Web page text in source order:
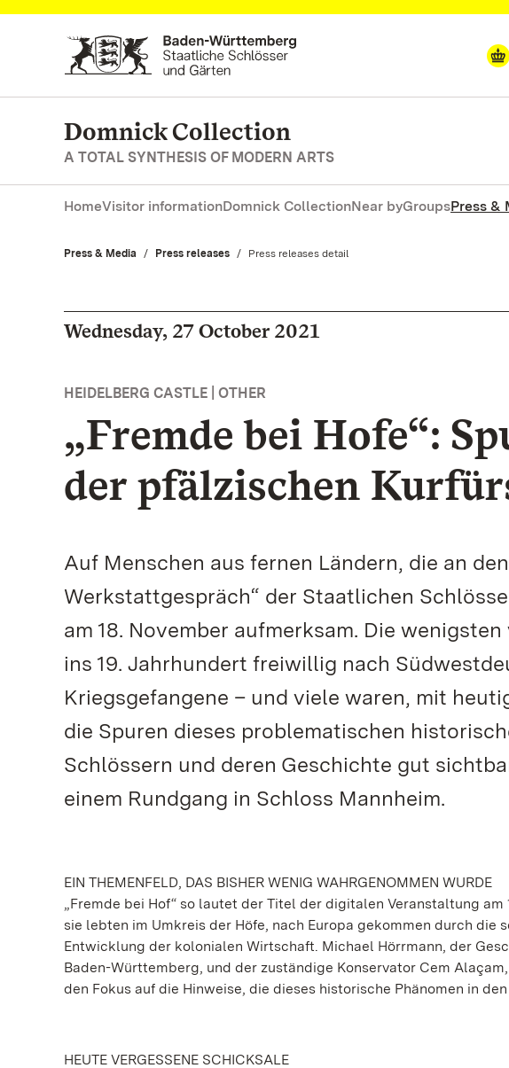
Navigate to main page
Domnick Collection
A TOTAL SYNTHESIS OF MODERN ARTS
HomeVisitor informationDomnick CollectionNear byGroupsPress &
Press & Media Press releases Current:
Press releases detail
Wednesday, 27 October 2021
HEIDELBERG CASTLE | OTHER
„Fremde bei Hofe“:
der pfälzischen
Auf Menschen aus fernen Ländern, die an
Werkstattgespräch“ der Staatlichen
am 18. November aufmerksam. Die
ins 19. Jahrhundert freiwillig nach
Kriegsgefangene – und viele waren, mit
die Spuren dieses problematischen
Schlössern und deren Geschichte gut
einem Rundgang in Schloss Mannheim.
EIN THEMENFELD, DAS BISHER WENIG WAHRGENOMMEN WURDE
„Fremde bei Hof“ so lautet der Titel der digitalen Veranstaltung am
sie lebten im Umkreis der Höfe, nach Europa gekommen durch die
Entwicklung der kolonialen Wirtschaft. Michael Hörrmann, der
Baden-Württemberg, und der zuständige Konservator Cem
den Fokus auf die Hinweise, die dieses historische Phänomen in
HEUTE VERGESSENE SCHICKSALE